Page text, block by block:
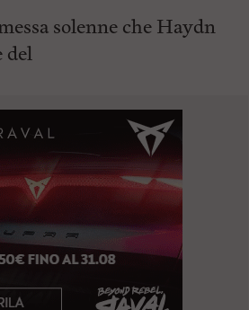
solenne che Haydn
del